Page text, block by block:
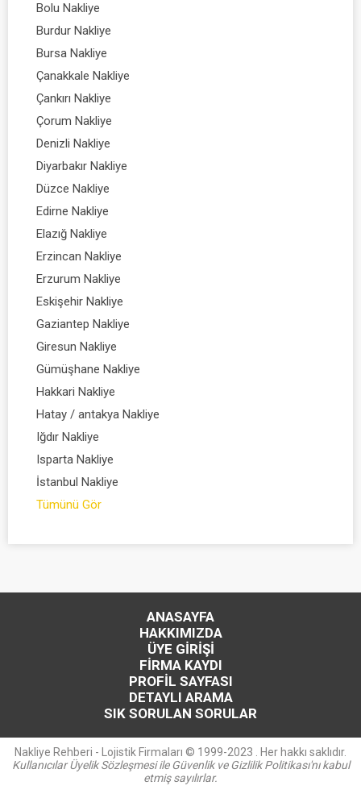
Bolu Nakliye
Burdur Nakliye
Bursa Nakliye
Çanakkale Nakliye
Çankırı Nakliye
Çorum Nakliye
Denizli Nakliye
Diyarbakır Nakliye
Düzce Nakliye
Edirne Nakliye
Elazığ Nakliye
Erzincan Nakliye
Erzurum Nakliye
Eskişehir Nakliye
Gaziantep Nakliye
Giresun Nakliye
Gümüşhane Nakliye
Hakkari Nakliye
Hatay / antakya Nakliye
Iğdır Nakliye
Isparta Nakliye
İstanbul Nakliye
Tümünü Gör
ANASAYFA
HAKKIMIZDA
ÜYE GİRİŞİ
FİRMA KAYDI
PROFİL SAYFASI
DETAYLI ARAMA
SIK SORULAN SORULAR
Nakliye Rehberi - Lojistik Firmaları © 1999-2023 . Her hakkı saklıdır.
Kullanıcılar Üyelik Sözleşmesi ile Güvenlik ve Gizlilik Politikası'nı kabul
etmiş sayılırlar.